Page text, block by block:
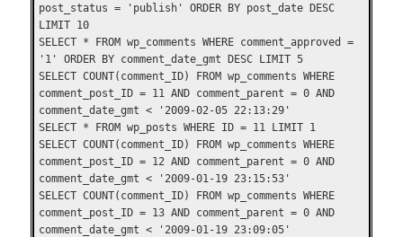
post_status = 'publish' ORDER BY post_date DESC
LIMIT 10
SELECT * FROM wp_comments WHERE comment_approved =
'1' ORDER BY comment_date_gmt DESC LIMIT 5
SELECT COUNT(comment_ID) FROM wp_comments WHERE
comment_post_ID = 11 AND comment_parent = 0 AND
comment_date_gmt < '2009-02-05 22:13:29'
SELECT * FROM wp_posts WHERE ID = 11 LIMIT 1
SELECT COUNT(comment_ID) FROM wp_comments WHERE
comment_post_ID = 12 AND comment_parent = 0 AND
comment_date_gmt < '2009-01-19 23:15:53'
SELECT COUNT(comment_ID) FROM wp_comments WHERE
comment_post_ID = 13 AND comment_parent = 0 AND
comment_date_gmt < '2009-01-19 23:09:05'